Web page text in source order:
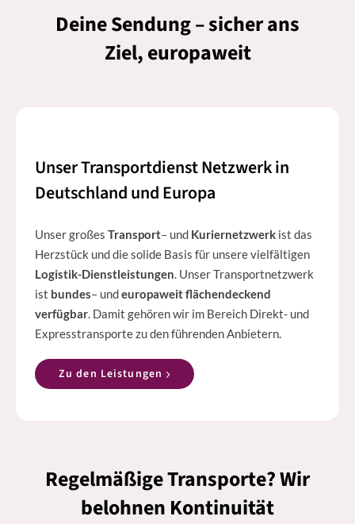
Deine Sendung – sicher ans
Ziel, europaweit
Unser Transportdienst Netzwerk in
Deutschland und Europa
Unser großes Transport– und Kuriernetzwerk ist das
Herzstück und die solide Basis für unsere vielfältigen
Logistik-Dienstleistungen. Unser Transportnetzwerk
ist bundes– undeuropaweit flächendeckend
verfügbar. Damit gehören wir im Bereich Direkt- und
Expresstransporte zu den führenden Anbietern.
Zu den Leistungen
Regelmäßige Transporte? Wir
belohnen Kontinuität